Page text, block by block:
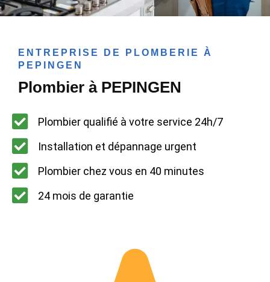
ENTREPRISE DE PLOMBERIE À
PEPINGEN
Plombier à PEPINGEN
Plombier qualifié à votre service 24h/7
Installation et dépannage urgent
Plombier chez vous en 40 minutes
24 mois de garantie